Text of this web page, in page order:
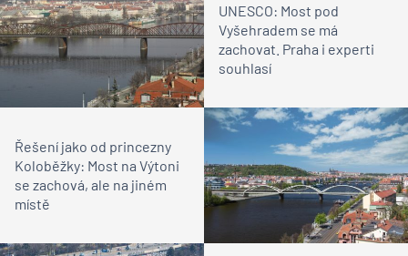
UNESCO: Most pod
Vyšehradem se má
zachovat. Praha i experti
souhlasí
Řešení jako od princezny
Koloběžky: Most na Výtoni
se zachová, ale na jiném
místě